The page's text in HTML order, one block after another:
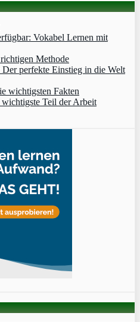
Vokabel Lernen mit
Methode
perfekte Einstieg in die Welt
wichtigsten Fakten
Teil der Arbeit